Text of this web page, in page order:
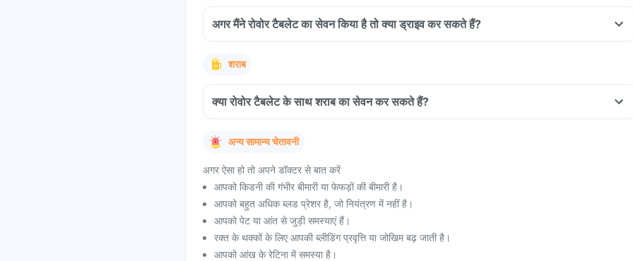
अगर मैंने रोवोर टैबलेट का सेवन किया है तो क्या ड्राइव कर सकते हैं?
शराब
क्या रोवोर टैबलेट के साथ शराब का सेवन कर सकते हैं?
अन्य सामान्य चेतावनी
अगर ऐसा हो तो अपने डॉक्टर से बात करें
आपको किडनी की गंभीर बीमारी या फेफड़ों की बीमारी है।
आपको बहुत अधिक ब्लड प्रेशर है, जो नियंत्रण में नहीं है।
आपको पेट या आंत से जुड़ी समस्याएं हैं।
रक्त के थक्कों के लिए आपकी ब्लीडिंग प्रवृत्ति या जोखिम बढ़ जाती है।
आपको आंख के रेटिना में समस्या है।